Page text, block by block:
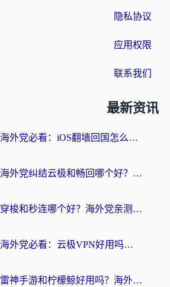
隐私协议
应用权限
联系我们
最新资讯
海外党必看：iOS翻墙回国怎么选？一篇搞定无缝访问国内资源
海外党纠结云极和畅回哪个好？一篇讲透回国加速器怎么选（附避坑指南）
穿梭和秒连哪个好？海外党亲测3款回国加速器，教你在国外正常浏览国内网站
海外党必看：云极VPN好用吗？和GoLinkVPN对比哪个回国效果更好？附真实体验指南
雷神手游和柠檬鲸好用吗？海外党亲测3款回国加速器，教你避开破解VPN坑